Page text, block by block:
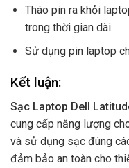
Tháo pin ra khỏi
trong thời gian dài.
Sử dụng pin laptop
Kết luận:
Sạc Laptop Dell
cung cấp năng lượng
và sử dụng sạc đúng
đảm bảo an toàn cho